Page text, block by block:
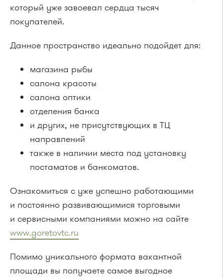
который уже завоевал сердца тысяч
покупателей.
Данное пространство идеально подойдет для:
магазина рыбы
салона красоты
салона оптики
отделения банка
и других, не присутствующих в ТЦ
направлений
также в наличии места под установку
постаматов и банкоматов.
Ознакомиться с уже успешно работающими
и постоянно развивающимися торговыми
и сервисными компаниями можно на сайте
www.goretovtc.ru
Помимо уникального формата вакантной
площади вы получаете самое выгодное